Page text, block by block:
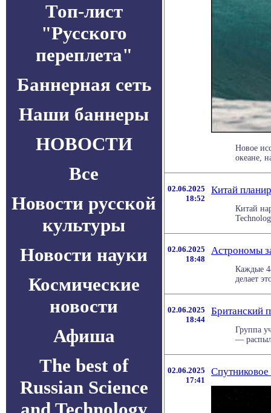
Топ-лист
"Русского
переплета"
Баннерная сеть
Наши баннеры
НОВОСТИ
Все
Новости русской
культуры
Новости науки
Космические
новости
Афиша
The best of
Russian Science
Новое
океане,
02.06.2025
18:52
Китай
Китай
02.06.2025
18:48
Астрономы
Каждые
делает
02.06.2025
18:44
Британский
Группа
—
02.06.2025
17:41